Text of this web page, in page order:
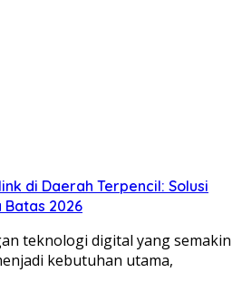
di Daerah Terpencil: Solusi
Batas 2026
teknologi digital yang semakin
kebutuhan utama,